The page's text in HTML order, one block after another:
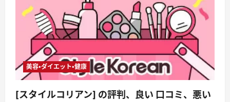
読
む
ム】
キ
ュ
ー
サ
イ
式
会
社
★
浸
透
力
美容・ダイエット・健康
[スタイルコリアン] の評判、良い 口コミ、悪い